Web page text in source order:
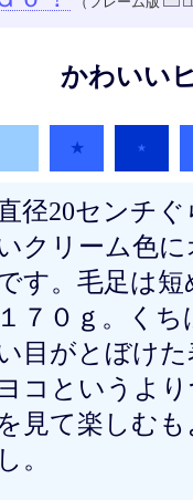
かわいい
★ ★
径20センチ
クリーム色
す。毛足は
１７０ｇ。く
目がとぼけ
ヨコというよ
見て楽しむ
し。